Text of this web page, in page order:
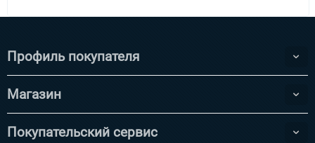
Профиль покупателя
Магазин
Покупательский сервис